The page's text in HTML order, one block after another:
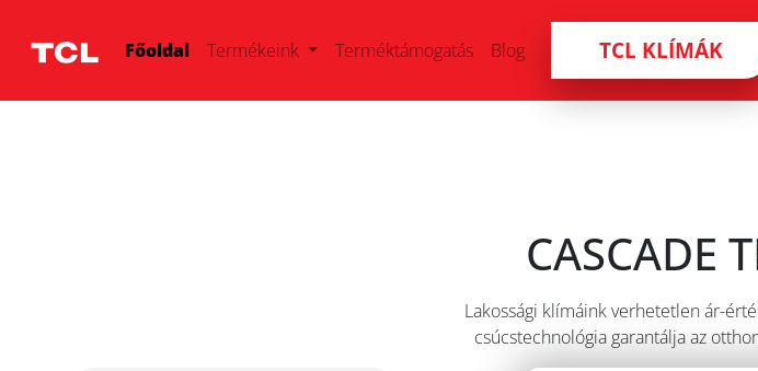
Főoldal Termékeink Terméktámogatás Blog TCL KLÍMÁK
CASCADE
Lakossági klímáink verhetetlen ár-
csúcstechnológia garantálja az